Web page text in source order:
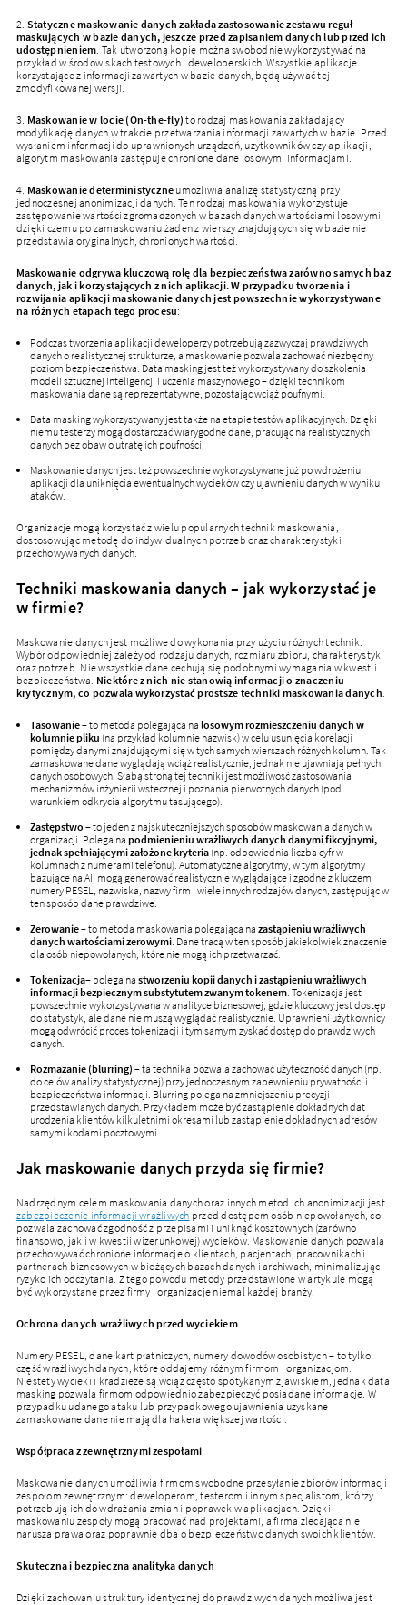
2. Statyczne maskowanie danych zakłada zastosowanie zestawu reguł
maskujących w bazie danych, jeszcze przed zapisaniem danych lub przed ich
udostępnieniem . Tak utworzoną kopię można swobodnie wykorzystywać na
przykład w środowiskach testowych i deweloperskich. Wszystkie aplikacje
korzystające z informacji zawartych w bazie danych, będą używać tej
zmodyfikowanej wersji.
3. Maskowanie w locie (On-the-fly) to rodzaj maskowania zakładający
modyfikację danych w trakcie przetwarzania informacji zawartych w bazie. Przed
wysłaniem informacji do uprawnionych urządzeń, użytkowników czy aplikacji,
algorytm maskowania zastępuje chronione dane losowymi informacjami.
4. Maskowanie deterministyczne umożliwia analizę statystyczną przy
jednoczesnej anonimizacji danych. Ten rodzaj maskowania wykorzystuje
zastępowanie wartości zgromadzonych w bazach danych wartościami losowymi,
dzięki czemu po zamaskowaniu żaden z wierszy znajdujących się w bazie nie
przedstawia oryginalnych, chronionych wartości.
Maskowanie odgrywa kluczową rolę dla bezpieczeństwa zarówno samych baz
danych, jak i korzystających z nich aplikacji. W przypadku tworzenia i
rozwijania aplikacji maskowanie danych jest powszechnie wykorzystywane
na różnych etapach tego procesu:
Podczas tworzenia aplikacji deweloperzy potrzebują zazwyczaj prawdziwych
danych o realistycznej strukturze, a maskowanie pozwala zachować niezbędny
poziom bezpieczeństwa. Data masking jest też wykorzystywany do szkolenia
modeli sztucznej inteligencji i uczenia maszynowego – dzięki technikom
maskowania dane są reprezentatywne, pozostając wciąż poufnymi.
Data masking wykorzystywany jest także na etapie testów aplikacyjnych. Dzięki
niemu testerzy mogą dostarczać wiarygodne dane, pracując na realistycznych
danych bez obaw o utratę ich poufności.
Maskowanie danych jest też powszechnie wykorzystywane już po wdrożeniu
aplikacji dla uniknięcia ewentualnych wycieków czy ujawnieniu danych w wyniku
ataków.
Organizacje mogą korzystać z wielu popularnych technik maskowania,
dostosowując metodę do indywidualnych potrzeb oraz charakterystyki
przechowywanych danych.
Techniki maskowania danych – jak wykorzystać je
w firmie?
Maskowanie danych jest możliwe do wykonania przy użyciu różnych technik.
Wybór odpowiedniej zależy od rodzaju danych, rozmiaru zbioru, charakterystyki
oraz potrzeb. Nie wszystkie dane cechują się podobnymi wymagania w kwestii
bezpieczeństwa. Niektóre z nich nie stanowią informacji o znaczeniu
krytycznym, co pozwala wykorzystać prostsze techniki maskowania danych
Tasowanie– to metoda polegająca na losowym rozmieszczeniu danych w
kolumnie pliku (na przykład kolumnie nazwisk) w celu usunięcia korelacji
pomiędzy danymi znajdującymi się w tych samych wierszach różnych kolumn. Tak
zamaskowane dane wyglądają wciąż realistycznie, jednak nie ujawniają pełnych
danych osobowych. Słabą stroną tej techniki jest możliwość zastosowania
mechanizmów inżynierii wstecznej i poznania pierwotnych danych (pod
warunkiem odkrycia algorytmu tasującego).
Zastępstwo – to jeden z najskuteczniejszych sposobów maskowania danych w
organizacji. Polega na podmienieniu wrażliwych danych danymi fikcyjnymi,
jednak spełniającymi założone kryteria (np. odpowiednia liczba cyfr w
kolumnach z numerami telefonu). Automatyczne algorytmy, w tym algorytmy
bazujące na AI, mogą generować realistycznie wyglądające i zgodne z kluczem
numery PESEL, nazwiska, nazwy firm i wiele innych rodzajów danych, zastępując w
ten sposób dane prawdziwe.
Zerowanie– to metoda maskowania polegająca na zastąpieniu wrażliwych
danych wartościami zerowymi . Dane tracą w ten sposób jakiekolwiek znaczenie
dla osób niepowołanych, które nie mogą ich przetwarzać.
Tokenizacja– polega na stworzeniu kopii danych i zastąpieniu wrażliwych
informacji bezpiecznym substytutem zwanym tokenem . Tokenizacja jest
powszechnie wykorzystywana w analityce biznesowej, gdzie kluczowy jest dostęp
do statystyk, ale dane nie muszą wyglądać realistycznie. Uprawnieni użytkownicy
mogą odwrócić proces tokenizacji i tym samym zyskać dostęp do prawdziwych
danych.
Rozmazanie (blurring) – ta technika pozwala zachować użyteczność danych (np.
do celów analizy statystycznej) przy jednoczesnym zapewnieniu prywatności i
bezpieczeństwa informacji. Blurring polega na zmniejszeniu precyzji
przedstawianych danych. Przykładem może być zastąpienie dokładnych dat
urodzenia klientów kilkuletnimi okresami lub zastąpienie dokładnych adresów
samymi kodami pocztowymi.
Jak maskowanie danych przyda się firmie?
Nadrzędnym celem maskowania danych oraz innych metod ich anonimizacji jest
zabezpieczenie informacji wrażliwych przed dostępem osób niepowołanych, co
pozwala zachować zgodność z przepisami i uniknąć kosztownych (zarówno
finansowo, jak i w kwestii wizerunkowej) wycieków. Maskowanie danych pozwala
przechowywać chronione informacje o klientach, pacjentach, pracownikach i
partnerach biznesowych w bieżących bazach danych i archiwach, minimalizując
ryzyko ich odczytania. Z tego powodu metody przedstawione w artykule mogą
być wykorzystane przez firmy i organizacje niemal każdej branży.
Ochrona danych wrażliwych przed wyciekiem
Numery PESEL, dane kart płatniczych, numery dowodów osobistych – to tylko
część wrażliwych danych, które oddajemy różnym firmom i organizacjom.
Niestety wycieki i kradzieże są wciąż często spotykanym zjawiskiem, jednak data
masking pozwala firmom odpowiednio zabezpieczyć posiadane informacje. W
przypadku udanego ataku lub przypadkowego ujawnienia uzyskane
zamaskowane dane nie mają dla hakera większej wartości.
Współpraca z zewnętrznymi zespołami
Maskowanie danych umożliwia firmom swobodne przesyłanie zbiorów informacji
zespołom zewnętrznym: deweloperom, testerom i innym specjalistom, którzy
potrzebują ich do wdrażania zmian i poprawek w aplikacjach. Dzięki
maskowaniu zespoły mogą pracować nad projektami, a firma zlecająca nie
narusza prawa oraz poprawnie dba o bezpieczeństwo danych swoich klientów.
Skuteczna i bezpieczna analityka danych
Dzięki zachowaniu struktury identycznej do prawdziwych danych możliwa jest